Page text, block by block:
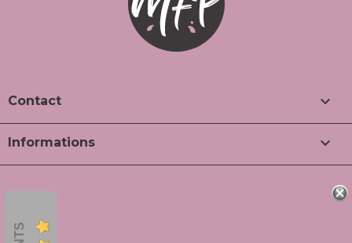
Contact 
Informations 